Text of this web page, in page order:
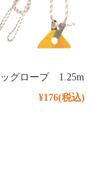
ッグロープ 1.25m
¥176(税込)